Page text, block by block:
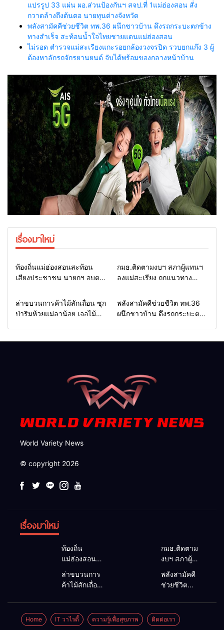
แปรรูป 33 แผ่น ผอ.ส่วนป้องกันฯ สจป.ที่ 1แม่ฮ่องสอน สั่ง
กวาดล้างถึงต้นตอ นายทุนต่างจังหวัด
พลังสามัคคีช่วยชีวิต ทพ.36 ผนึกชาวบ้าน ดึงรถกระบะตกข้าง
ทางสำเร็จ สะท้อนน้ำใจไทยชายแดนแม่ฮ่องสอน
ไม่รอด ตำรวจแม่สะเรียงแกะรอยกล้องวงจรปิด รวบยกแก๊ง 3 ผู้
ต้องหาลักรถจักรยานยนต์ จับได้พร้อมของกลางหน้าบ้าน
เรื่องมาใหม่
Home รอบรั้วทั่วไทย
ท้องถิ่นแม่ฮ่องสอนสะท้อน
เสียงประชาชน นายกฯ อบต.-
สภาฯ ขอหนุนงบพัฒนาถนน
แหล่งน้ำ และท่องเที่ยว
Home รอบรั้วทั่วไทย
กมธ.ติดตามงบฯ สภาผู้แทนฯ
ลงแม่สะเรียง ถกแนวทาง
พื้นที่ หนุนท่องเที่ยว 3 อำเภอ
ชายแดน
Home รอบรั้วทั่วไทย
ล่าขบวนการค้าไม้สักเถื่อน ซุก
ป่าริมห้วยแม่ลาน้อย เจอไม้
Home แวดวงทหาร
พลังสามัคคีช่วยชีวิต ทพ.36
ผนึกชาวบ้าน ดึงรถกระบะตก
World Variety News
© copyright 2026
เรื่องมาใหม่
ท้องถิ่น
แม่ฮ่องสอน
ประชาชน นา
ยกฯ อบต.-
กำนัน ยื่น
หนังสือถึง
กมธ.งบฯ
กมธ.ติดตาม
งบฯ สภาผู้
แม่สะเรียง ถก
แนวทาง
บริหารงบ
ประมาณ เร่ง
พัฒนาพื้นที่
ล่าขบวนการ
ค้าไม้สักเถื่อน
แม่ลาน้อย เจอ
ไม้แปรรูป 33
แผ่น ผอ.ส่วน
พลังสามัคคี
ช่วยชีวิต
ชาวบ้าน ดึง
รถกระบะตก
ข้างทาง
Home IT วาไรตี้ ความรู้เพื่อสุขภาพ ติดต่อเรา